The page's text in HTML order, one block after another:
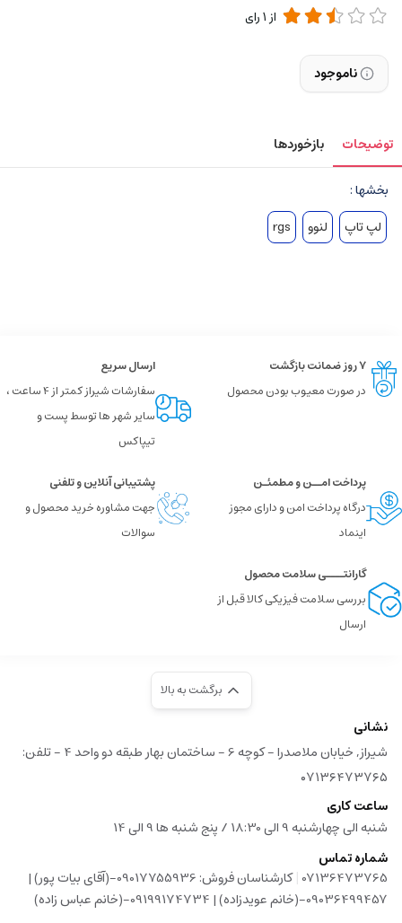
از 1رای
ناموجود
توضیحات بازخوردها
بخشها :
لپ تاپ
لنوو rgs
۷ روز ضمانت بازگشت
در صورت معیوب بودن محصول
ارسال سریع
سفارشات شیراز کمتر از 4 ساعت ،
سایر شهر ها توسط پست و
تیپاکس
پرداخت امــن و مطمئـن
درگاه پرداخت امن و دارای مجوز
اینماد
پشتیبانی آنلاین و تلفنی
جهت مشاوره خرید محصول و
سوالات
گارانتــــی سلامت محصول
بررسی سلامت فیزیکی کالا قبل از
ارسال
برگشت به بالا
نشانی
شیراز, خیابان ملاصدرا - کوچه 6 - ساختمان بهار طبقه دو واحد 4 - تلفن:
۰۷۱۳۶۴۷۳۷۶۵
ساعت کاری
شنبه الی چهارشنبه 9 الی 18:30 / پنج شنبه ها 9 الی 14
شماره تماس
07136473765
|
کارشناسان فروش: 09017755936-(آقای بیات پور) |
09036499457-(خانم عویدزاده) | 09199174734-(خانم عباس زاده)